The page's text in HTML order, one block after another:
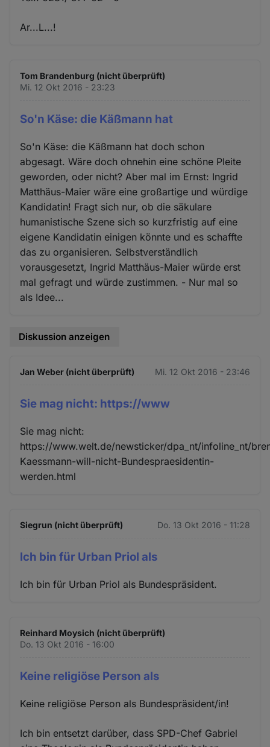
Ar...L...!
Tom Brandenburg (nicht überprüft)
Mi. 12 Okt 2016 - 23:23
So'n Käse: die Käßmann hat
So'n Käse: die Käßmann hat doch schon
abgesagt. Wäre doch ohnehin eine schöne Pleite
geworden, oder nicht? Aber mal im Ernst: Ingrid
Matthäus-Maier wäre eine großartige und würdige
Kandidatin! Fragt sich nur, ob die säkulare
humanistische Szene sich so kurzfristig auf eine
eigene Kandidatin einigen könnte und es schaffte
das zu organisieren. Selbstverständlich
vorausgesetzt, Ingrid Matthäus-Maier würde erst
mal gefragt und würde zustimmen. - Nur mal so
als Idee...
Diskussion anzeigen
Jan Weber (nicht überprüft) Mi. 12 Okt 2016 - 23:46
Sie mag nicht: https://www
Sie mag nicht:
https://www.welt.de/newsticker/dpa_nt/infoline_nt/
Kaessmann-will-nicht-Bundespraesidentin-
werden.html
Siegrun (nicht überprüft) Do. 13 Okt 2016 - 11:28
Ich bin für Urban Priol als
Ich bin für Urban Priol als Bundespräsident.
Reinhard Moysich (nicht überprüft)
Do. 13 Okt 2016 - 16:00
Keine religiöse Person als
Keine religiöse Person als Bundespräsident/in!
Ich bin entsetzt darüber, dass SPD-Chef Gabriel